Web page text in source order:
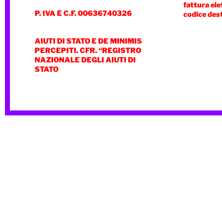
P. IVA E C.F. 00636740326
AIUTI DI STATO E DE MINIMIS
PERCEPITI. CFR. “REGISTRO
NAZIONALE DEGLI AIUTI DI
STATO
fattura
codice